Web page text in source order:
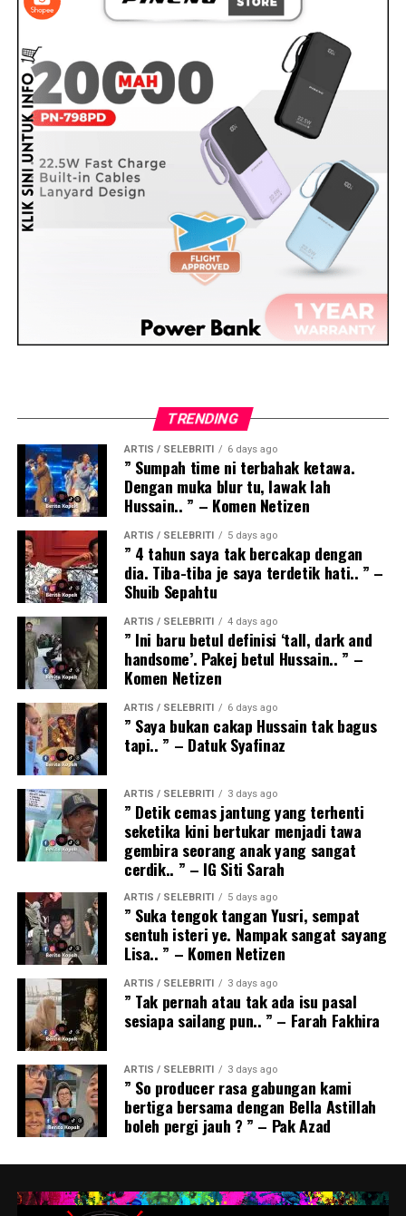
TRENDING
ARTIS / SELEBRITI 6 days ago
” Sumpah time ni terbahak ketawa.
Dengan muka blur tu, lawak lah
Hussain.. ” – Komen Netizen
ARTIS / SELEBRITI 5 days ago
” 4 tahun saya tak bercakap dengan
dia. Tiba-tiba je saya terdetik hati.. ” –
Shuib Sepahtu
ARTIS / SELEBRITI 4 days ago
” Ini baru betul definisi ‘tall, dark and
handsome’. Pakej betul Hussain.. ” –
Komen Netizen
ARTIS / SELEBRITI 6 days ago
” Saya bukan cakap Hussain tak bagus
tapi.. ” – Datuk Syafinaz
ARTIS / SELEBRITI 3 days ago
” Detik cemas jantung yang terhenti
seketika kini bertukar menjadi tawa
gembira seorang anak yang sangat
cerdik.. ” – IG Siti Sarah
ARTIS / SELEBRITI 5 days ago
” Suka tengok tangan Yusri, sempat
sentuh isteri ye. Nampak sangat sayang
Lisa.. ” – Komen Netizen
ARTIS / SELEBRITI 3 days ago
” Tak pernah atau tak ada isu pasal
sesiapa sailang pun.. ” – Farah Fakhira
ARTIS / SELEBRITI 3 days ago
” So producer rasa gabungan kami
bertiga bersama dengan Bella Astillah
boleh pergi jauh ? ” – Pak Azad